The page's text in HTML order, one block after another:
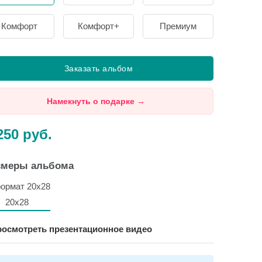
Комфорт Комфорт+ Премиум
Заказать альбом
Намекнуть о подарке →
руб.
альбома
20х28
презентационное видео